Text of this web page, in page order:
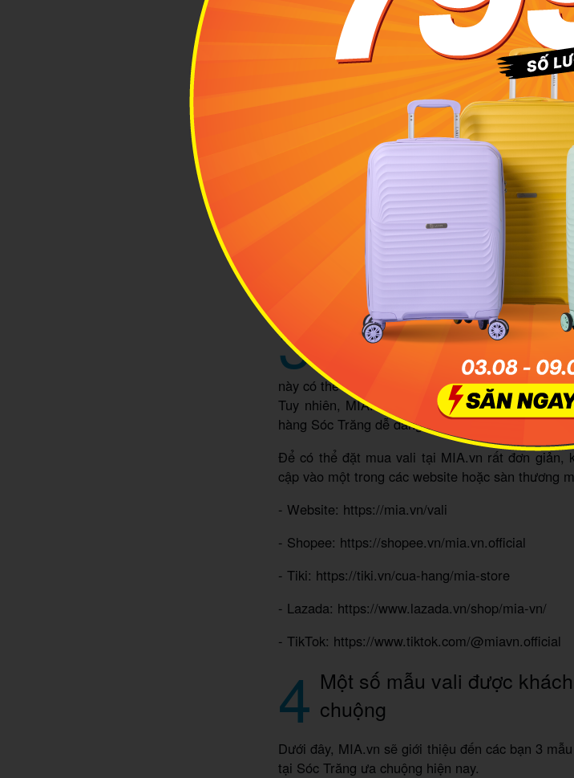
Các sản phẩm vali tại MIA.vn đều
3 Mua sắm trực tuyến tiện lợi
Một thực tế hiện tại là MIA.vn chưa mở
này có thể khiến nhiều khách hàng băn khoăn
Tuy nhiên, MIA.vn đã xây dựng hệ thống mua
hàng Sóc Trăng dễ dàng sở hữu vali chính hãng
Để có thể đặt mua vali tại MIA.vn rất đơn giản,
cập vào một trong các website hoặc sàn thương
- Website: https://mia.vn/vali
- Shopee: https://shopee.vn/mia.vn.official
- Tiki: https://tiki.vn/cua-hang/mia-store
- Lazada: https://www.lazada.vn/shop/mia-vn/
- TikTok: https://www.tiktok.com/@miavn.official
4 Một số mẫu vali được
chuộng
Dưới đây, MIA.vn sẽ giới thiệu đến các bạn 3
tại Sóc Trăng ưa chuộng hiện nay.